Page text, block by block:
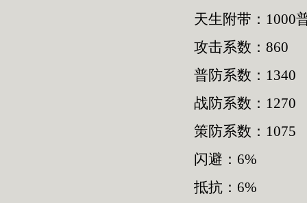
天生附带：1000
攻击系数：860
普防系数：1340
战防系数：1270
策防系数：1075
闪避：6%
抵抗：6%